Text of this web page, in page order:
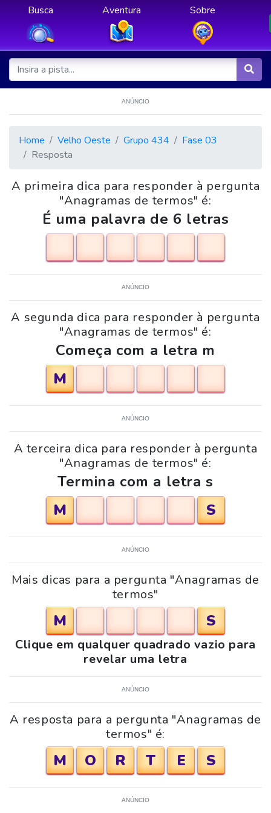
Busca Aventura Sobre
ANÚNCIO
Home Velho Oeste Grupo 434
Fase 03
Resposta
A primeira dica para responder à pergunta
"Anagramas de termos" é:
É uma palavra de 6 letras
ANÚNCIO
A segunda dica para responder à pergunta
"Anagramas de termos" é:
Começa com a letra m
M
ANÚNCIO
A terceira dica para responder à pergunta
"Anagramas de termos" é:
Termina com a letra s
M
S
ANÚNCIO
Mais dicas para a pergunta "Anagramas de
termos"
M S
Clique em qualquer quadrado vazio para
revelar uma letra
ANÚNCIO
A resposta para a pergunta "Anagramas de
termos" é:
M O R T E S
ANÚNCIO